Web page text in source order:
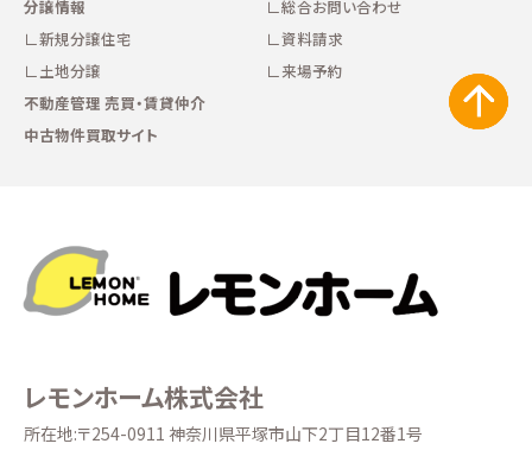
分譲情報
新規分譲住宅
土地分譲
不動産管理 売買・賃貸仲介
中古物件買取サイト
総合お問い合わせ
資料請求
来場予約
レモンホーム株式会社
所在地:〒254-0911 神奈川県平塚市山下2丁目12番1号